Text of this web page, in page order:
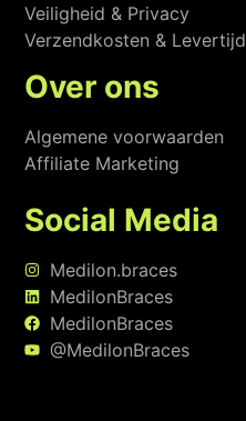
Veiligheid & Privacy
Verzendkosten & Levertijd
Over ons
Algemene voorwaarden
Affiliate Marketing
Social Media
Medilon.braces
MedilonBraces
MedilonBraces
@MedilonBraces